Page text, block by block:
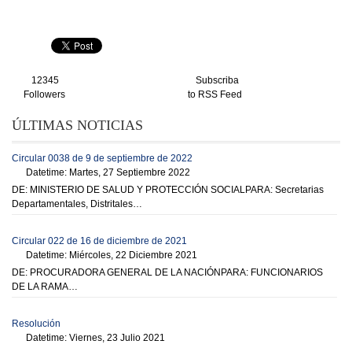
12345
Followers
Subscriba
to RSS Feed
ÚLTIMAS NOTICIAS
Circular 0038 de 9 de septiembre de 2022
Datetime: Martes, 27 Septiembre 2022
DE: MINISTERIO DE SALUD Y PROTECCIÓN SOCIALPARA: Secretarias
Departamentales, Distritales…
Circular 022 de 16 de diciembre de 2021
Datetime: Miércoles, 22 Diciembre 2021
DE: PROCURADORA GENERAL DE LA NACIÓNPARA: FUNCIONARIOS
DE LA RAMA…
Resolución
Datetime: Viernes, 23 Julio 2021